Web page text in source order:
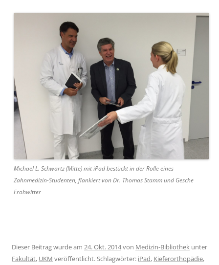
Michael L. Schwartz (Mitte) mit iPad bestückt in der Rolle eines
Zahnmedizin-Studenten, flankiert von Dr. Thomas Stamm und Gesche
Frohwitter
Dieser Beitrag wurde am 24. Okt. 2014von Medizin-Bibliothek unter
Fakultät, UKM veröffentlicht. Schlagwörter: iPad, Kieferorthopädie,